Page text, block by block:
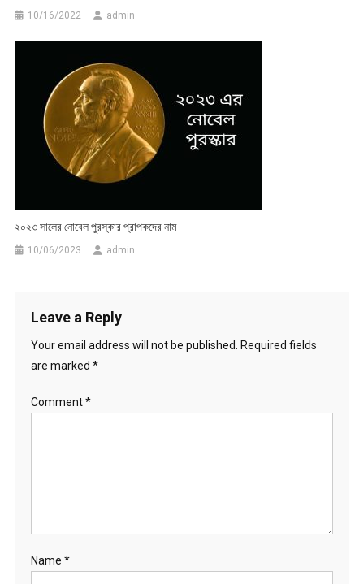
10/16/2022 admin
২০২৩ সালের নোবেল পুরস্কার প্রাপকদের নাম
10/06/2023 admin
Leave a Reply
Your email address will not be published.
Required fields
are marked *
Comment*
Name *